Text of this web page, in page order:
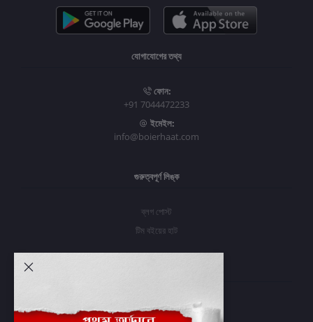
যোগাযোগের তথ্য
ফোন:
+91 7044472233
ইমেইল:
info@boierhaat.com
গুরুত্বপূর্ণ লিঙ্ক
ব্লগ পোস্ট
টিম বইয়ের হাট
প্রবেশ করুন